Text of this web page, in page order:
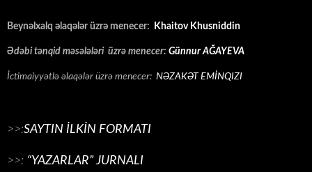
Beynəlxalq əlaqələr üzrə menecer: Khaitov Khusniddin
Ədəbi tənqid məsələləri üzrə menecer: Günnur AĞAYEVA
İctimaiyyətlə əlaqələr üzrə menecer: NƏZAKƏT EMİNQIZI
>>:SAYTIN İLKİN FORMATI
>>: “YAZARLAR” JURNALI